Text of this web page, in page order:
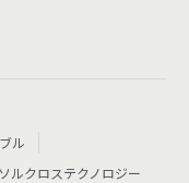
ル
ルクロステクノロジー